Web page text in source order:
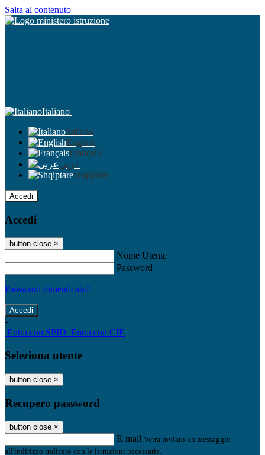
Salta al contenuto
Italiano
Italiano
English
Français
عربى
Shqiptare
Accedi
Accedi
button close ×
Nome Utente
Password
Password dimenticata?
-
Entra con SPID Entra con CIE
Seleziona utente
button close ×
Recupero password
button close ×
E-mail Verrà inviato un messaggio
all'indirizzo indicato con le istruzioni necessarie.